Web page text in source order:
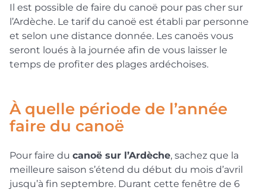
Il est possible de faire du canoë pour pas cher sur
l’Ardèche. Le tarif du canoë est établi par personne
et selon une distance donnée. Les canoës vous
seront loués à la journée afin de vous laisser le
temps de profiter des plages ardéchoises.
À quelle période de l’année
faire du canoë
Pour faire du canoë sur l’Ardèche, sachez que la
meilleure saison s’étend du début du mois d’avril
jusqu’à fin septembre. Durant cette fenêtre de 6